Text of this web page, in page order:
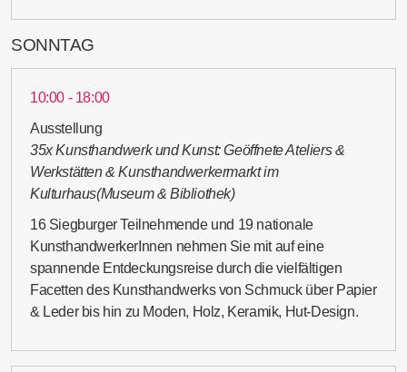
SONNTAG
10:00 - 18:00
Ausstellung
35x Kunsthandwerk und Kunst: Geöffnete Ateliers &
Werkstätten & Kunsthandwerkermarkt im
Kulturhaus(Museum & Bibliothek)
16 Siegburger Teilnehmende und 19 nationale
KunsthandwerkerInnen nehmen Sie mit auf eine
spannende Entdeckungsreise durch die vielfältigen
Facetten des Kunsthandwerks von Schmuck über Papier
& Leder bis hin zu Moden, Holz, Keramik, Hut-Design.